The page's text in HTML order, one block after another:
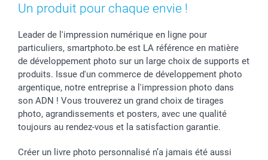
Un produit pour chaque envie !
Leader de l'impression numérique en ligne pour
particuliers, smartphoto.be est LA référence en matière
de développement photo sur un large choix de supports et
produits. Issue d'un commerce de développement photo
argentique, notre entreprise a l'impression photo dans
son ADN ! Vous trouverez un grand choix de tirages
photo, agrandissements et posters, avec une qualité
toujours au rendez-vous et la satisfaction garantie.
Créer un livre photo personnalisé n’a jamais été aussi